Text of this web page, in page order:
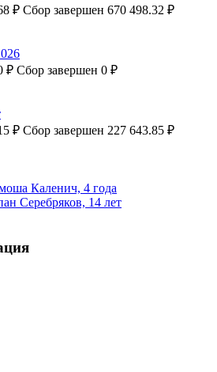
₽ Сбор завершен 670 498.32 ₽
₽ Сбор завершен 0 ₽
₽ Сбор завершен 227 643.85 ₽
Каленич, 4 года
Серебряков, 14 лет